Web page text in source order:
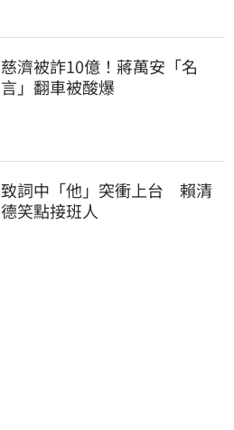
慈濟被詐10億！蔣萬安「名
言」翻車被酸爆
致詞中「他」突衝上台　賴清
德笑點接班人